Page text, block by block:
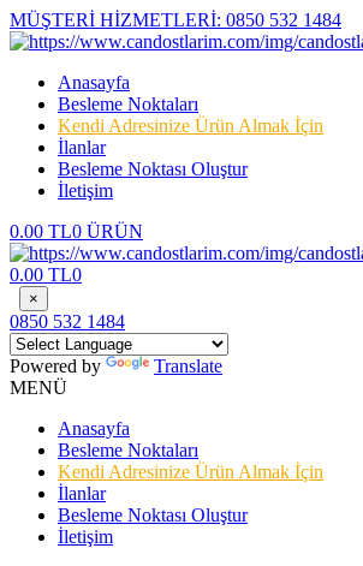
MÜŞTERİ HİZMETLERİ: 0850 532 1484
Anasayfa
Besleme Noktaları
Kendi Adresinize Ürün Almak İçin
İlanlar
Besleme Noktası Oluştur
İletişim
0.00 TL0 ÜRÜN
0.00 TL0
×
0850 532 1484
Powered by
Translate
MENÜ
Anasayfa
Besleme Noktaları
Kendi Adresinize Ürün Almak İçin
İlanlar
Besleme Noktası Oluştur
İletişim